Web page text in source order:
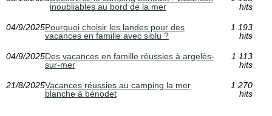
inoubliables au bord de la mer
hits
04/9/2025Pourquoi choisir les landes pour des
vacances en famille avec siblu ?
1 193
hits
04/9/2025Des vacances en famille réussies à argelès-
sur-mer
1 113
hits
21/8/2025Vacances réussies au camping la mer
blanche à bénodet
1 270
hits